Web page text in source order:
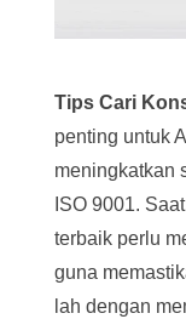
Tips Cari
penting untuk
meningkatkan
ISO 9001.
terbaik perlu
guna
lah dengan